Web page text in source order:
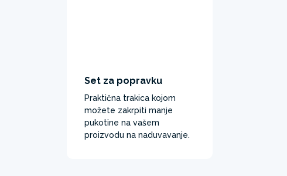
Set za popravku
Praktična trakica kojom
možete zakrpiti manje
pukotine na vašem
proizvodu na naduvavanje.